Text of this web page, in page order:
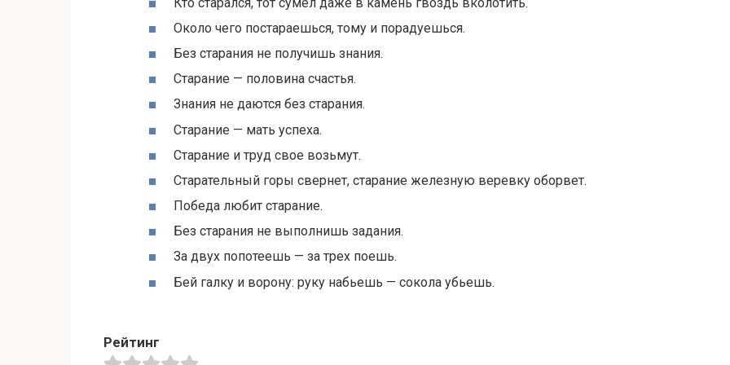
Около чего постараешься, тому и порадуешься.
Без старания не получишь знания.
Старание — половина счастья.
Знания не даются без старания.
Старание — мать успеха.
Старание и труд свое возьмут.
Старательный горы свернет, старание железную веревку оборвет.
Победа любит старание.
Без старания не выполнишь задания.
За двух попотеешь — за трех поешь.
Бей галку и ворону: руку набьешь — сокола убьешь.
Рейтинг